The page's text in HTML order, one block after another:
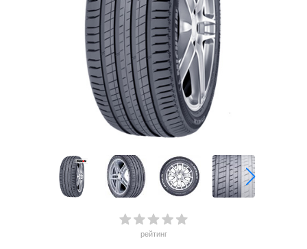
рейтинг